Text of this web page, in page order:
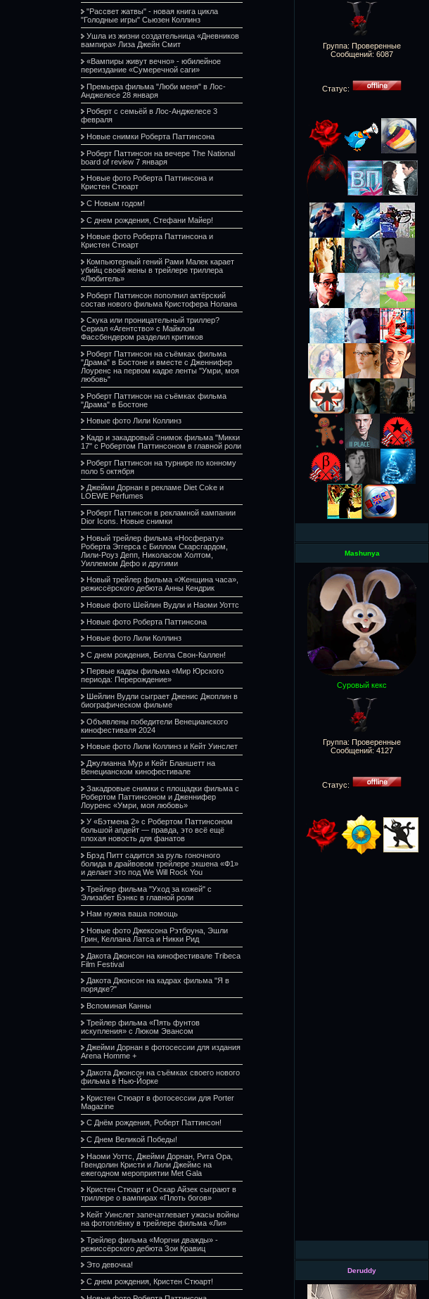
"Рассвет жатвы" - новая книга цикла
"Голодные игры" Сьюзен Коллинз
Ушла из жизни создательница «Дневников
вампира» Лиза Джейн Смит
«Вампиры живут вечно» - юбилейное
переиздание «Сумеречной саги»
Премьера фильма "Люби меня" в Лос-
Анджелесе 28 января
Роберт с семьёй в Лос-Анджелесе 3
февраля
Новые снимки Роберта Паттинсона
Роберт Паттинсон на вечере The National
board of review 7 января
Новые фото Роберта Паттинсона и
Кристен Стюарт
С Новым годом!
С днем рождения, Стефани Майер!
Новые фото Роберта Паттинсона и
Кристен Стюарт
Компьютерный гений Рами Малек карает
убийц своей жены в трейлере триллера
«Любитель»
Роберт Паттинсон пополнил актёрский
состав нового фильма Кристофера Нолана
Скука или проницательный триллер?
Сериал «Агентство» с Майклом
Фассбендером разделил критиков
Роберт Паттинсон на съёмках фильма
"Драма" в Бостоне и вместе с Дженнифер
Лоуренс на первом кадре ленты "Умри, моя
любовь"
Роберт Паттинсон на съёмках фильма
"Драма" в Бостоне
Новые фото Лили Коллинз
Кадр и закадровый снимок фильма "Микки
17" с Робертом Паттинсоном в главной роли
Роберт Паттинсон на турнире по конному
поло 5 октября
Джейми Дорнан в рекламе Diet Coke и
LOEWE Perfumes
Роберт Паттинсон в рекламной кампании
Dior Icons. Новые снимки
Новый трейлер фильма «Носферату»
Роберта Эггерса с Биллом Скарсгардом,
Лили-Роуз Депп, Николасом Холтом,
Уиллемом Дефо и другими
Новый трейлер фильма «Женщина часа»,
режиссёрского дебюта Анны Кендрик
Новые фото Шейлин Вудли и Наоми Уоттс
Новые фото Роберта Паттинсона
Новые фото Лили Коллинз
С днем рождения, Белла Свон-Каллен!
Первые кадры фильма «Мир Юрского
периода: Перерождение»
Шейлин Вудли сыграет Дженис Джоплин в
биографическом фильме
Объявлены победители Венецианского
кинофестиваля 2024
Новые фото Лили Коллинз и Кейт Уинслет
Джулианна Мур и Кейт Бланшетт на
Венецианском кинофестивале
Закадровые снимки с площадки фильма с
Робертом Паттинсоном и Дженнифер
Лоуренс «Умри, моя любовь»
У «Бэтмена 2» с Робертом Паттинсоном
большой апдейт — правда, это всё ещё
плохая новость для фанатов
Брэд Питт садится за руль гоночного
болида в драйвовом трейлере экшена «Ф1»
и делает это под We Will Rock You
Трейлер фильма "Уход за кожей" с
Элизабет Бэнкс в главной роли
Нам нужна ваша помощь
Новые фото Джексона Рэтбоуна, Эшли
Грин, Келлана Латса и Никки Рид
Дакота Джонсон на кинофестивале Tribeca
Film Festival
Дакота Джонсон на кадрах фильма "Я в
порядке?"
Вспоминая Канны
Трейлер фильма «Пять фунтов
искупления» с Люком Эвансом
Джейми Дорнан в фотосессии для издания
Arena Homme +
Дакота Джонсон на съёмках своего нового
фильма в Нью-Йорке
Кристен Стюарт в фотосессии для Porter
Magazine
С Днём рождения, Роберт Паттинсон!
С Днем Великой Победы!
Наоми Уоттс, Джейми Дорнан, Рита Ора,
Гвендолин Кристи и Лили Джеймс на
ежегодном мероприятии Met Gala
Кристен Стюарт и Оскар Айзек сыграют в
триллере о вампирах «Плоть богов»
Кейт Уинслет запечатлевает ужасы войны
на фотоплёнку в трейлере фильма «Ли»
Трейлер фильма «Моргни дважды» -
режиссёрского дебюта Зои Кравиц
Это девочка!
С днем рождения, Кристен Стюарт!
Группа: Проверенные
Сообщений: 6087
Статус:
Mashunya
Суровый кекс
Группа: Проверенные
Сообщений: 4127
Статус:
Deruddy